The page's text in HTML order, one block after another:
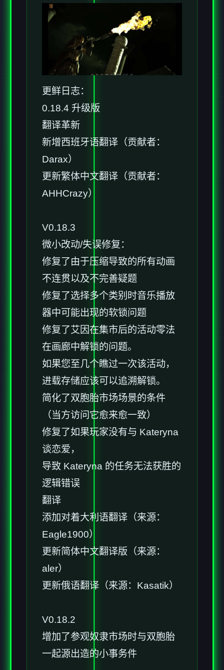
更鲜日志：
0.18.4 升级版
翻译革新
新增西班牙语翻译（贡献者：
Darax）
更新繁体中文翻译（贡献者：
AHHCrazy）
V0.18.3
微小改动/失误修复：
修复了由于压缩导致的所有动画
不连贯以及不完善疑题
修复了选择多个类别时音乐播放
器中可能出现的软锁问题
修复了艾因在集市后的活动零法
在画廊中解锁的问题。
如果您至几个瞧过一次该活动，
进载存储应该可以追溯解锁。
简化了双胞胎市场场景的条件
（当方访问它愈来愈一致）
修复了如果玩家没有与 Kateryna
谈恋爱，
导致 Kateryna 的任务无法获胜的
逻辑错误
翻译
添加对着大利语翻译（来源：
Eagle1900）
更新简体中文翻译版（来源：
aler）
更新俄语翻译（来源：Kasatik）
V0.18.2
增加了参观奴隶市场时与双胞胎
一起源出造的小事务件